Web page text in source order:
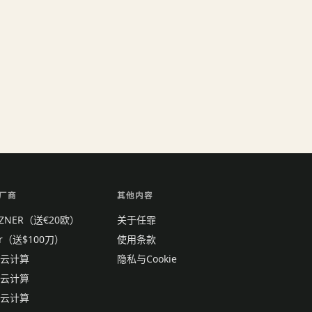
商
（送€20欧）
送$100刀）
计算
计算
计算
其他内容
关于任霏
使用条款
隐私与Cookie